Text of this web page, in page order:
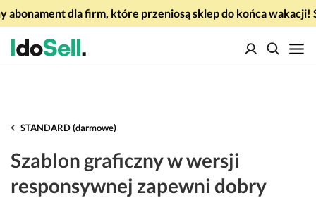
abonament dla firm, które przeniosą sklep do końca wakacji!
STANDARD (darmowe)
Szablon graficzny w wersji
responsywnej zapewni dobry